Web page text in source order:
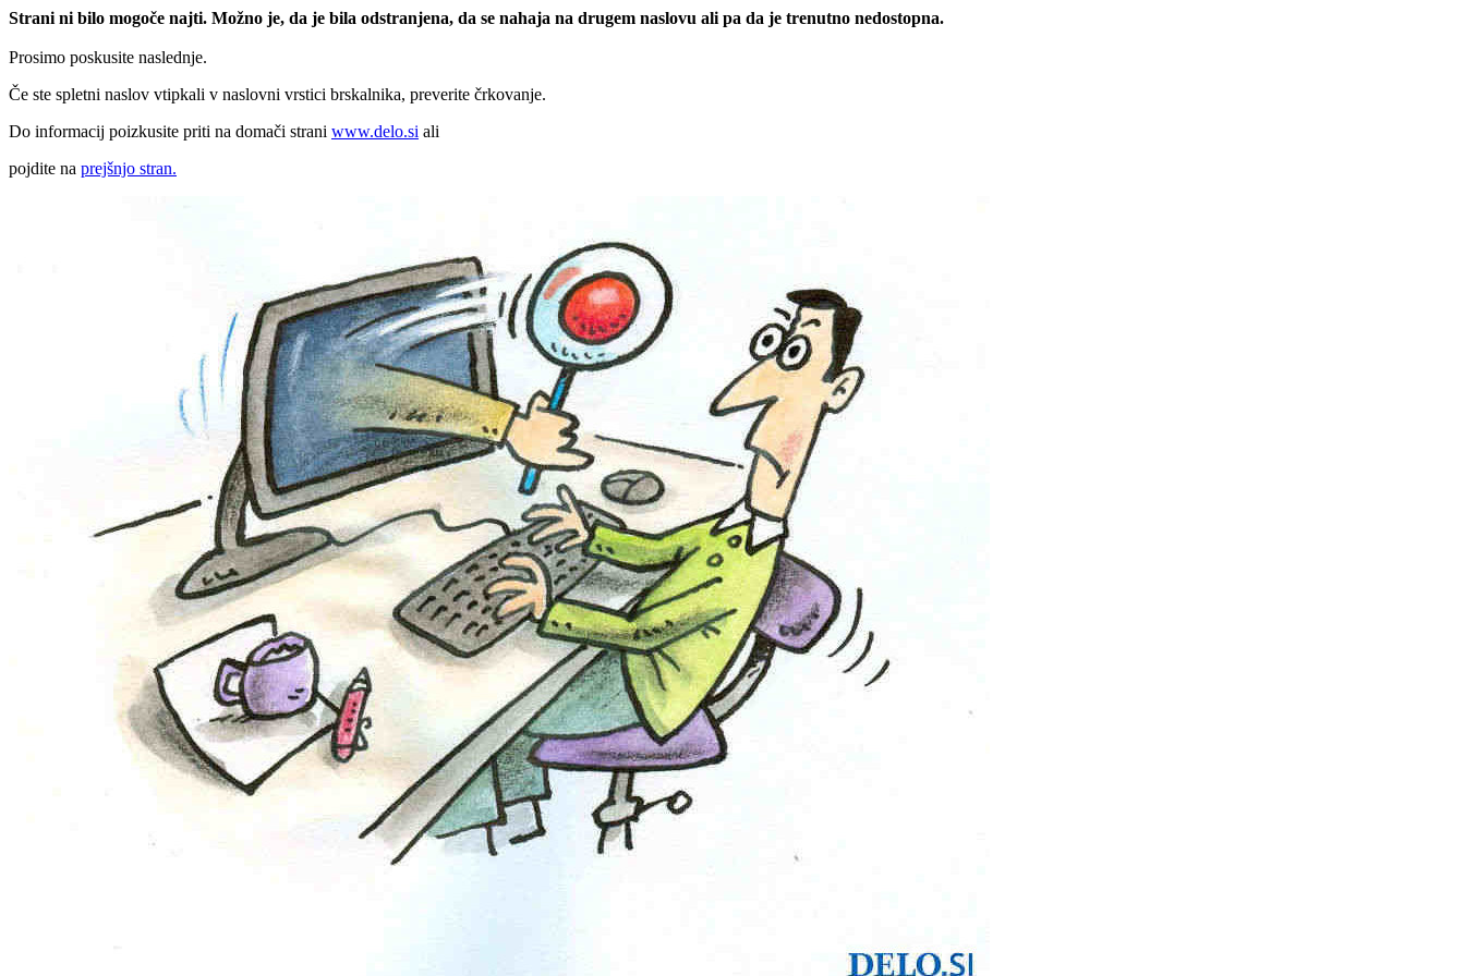
Strani ni bilo mogoče najti. Možno je, da je bila odstranjena, da se nahaja na drugem naslovu ali pa da je trenutno nedostopna.
Prosimo poskusite naslednje.
Če ste spletni naslov vtipkali v naslovni vrstici brskalnika, preverite črkovanje.
Do informacij poizkusite priti na domači strani www.delo.si ali
pojdite na prejšnjo stran.